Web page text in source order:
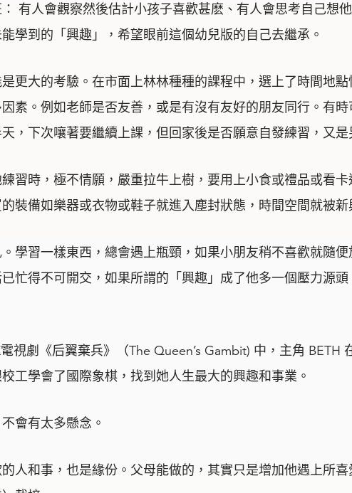
有人會觀察然後估計小孩子喜歡甚麽、有人會思考自己想
學到的「興趣」，希望眼前這個幼兒版的自己去繼承。
更大的考驗。在市面上林林種種的課程中，選上了時間地
素。例如老師是否友善，或是有沒有友好的朋友同行。有
，下次嚷著要繼續上課，但回家後是否願意自發練習，又是
習時，極不情願，嚴重拉牛上樹，要用上小食或禮品或看
裝備如樂器或衣物或鞋子就進入塵封狀態，時間空間就被新
學習一樣東西，總會遇上瓶頸，如果小朋友稍不喜歡就隨
忙得不可開交，如果所謂的「興趣」成了他多一個壓力源
視劇《后翼棄兵》（The Queen’s Gambit) 中，主角 BETH
工學會了國際象棋，找到她人生最大的興趣和事業。
會有太多懸念。
人和事，也是緣份。父母能做的，其實只是增加他遇上所